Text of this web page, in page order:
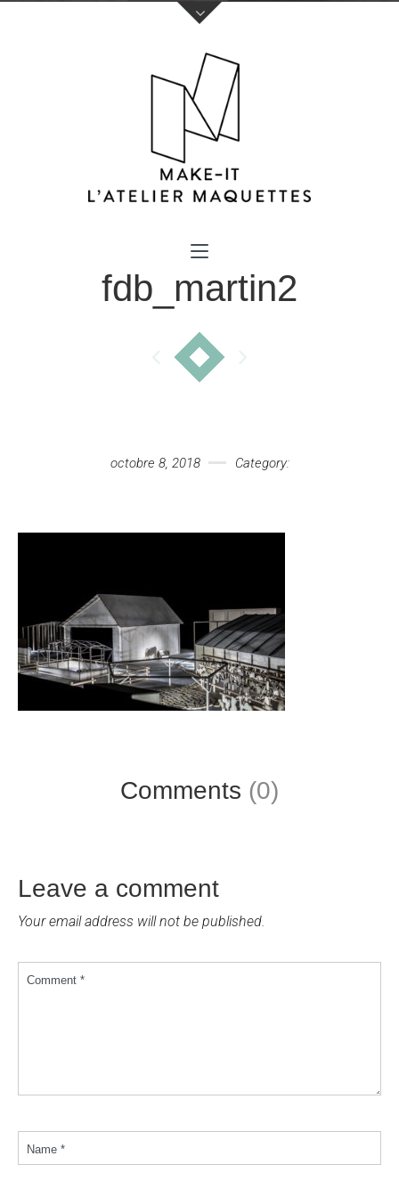
Votre nom (obligatoire)
Votre e-mail (obligatoire)
fdb_martin2
octobre 8, 2018 Category:
Comments (0)
Leave a comment
Your email address will not be published.
Comment *
Name *